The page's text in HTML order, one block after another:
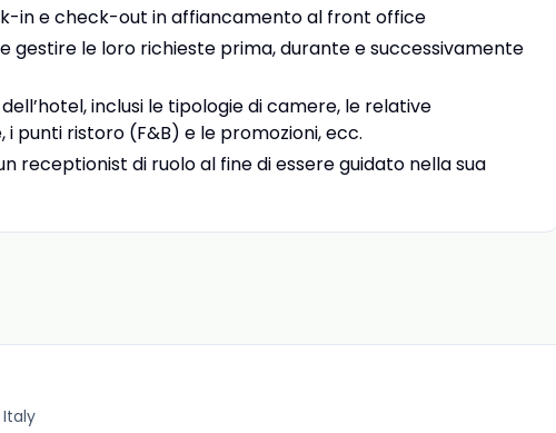
in e check-out in affiancamento al front office
gestire le loro richieste prima, durante e successivamente
inclusi le tipologie di camere, le relative
punti ristoro (F&B) e le promozioni, ecc.
receptionist di ruolo al fine di essere guidato nella sua
Italy